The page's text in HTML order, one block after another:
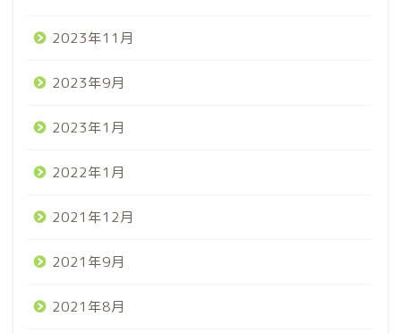
2023年11月
2023年9月
2023年1月
2022年1月
2021年12月
2021年9月
2021年8月